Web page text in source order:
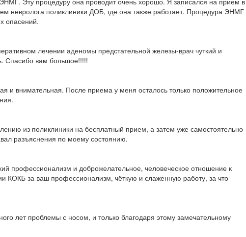
невролога поликлиники ДОБ, где она также работает. Процедура ЭНМГ
опасений.
лечении аденомы предстательной железы-врач чуткий и
Спасибо вам большое!!!!!
и внимательная. После приема у меня осталось только положительное
из поликлиники на бесплатный прием, а затем уже самостоятельно
разъяснения по моему состоянию.
профессионализм и доброжелательное, человеческое отношение к
КОКБ за ваш профессионализм, чёткую и слаженную работу, за что
лет проблемы с носом, и только благодаря этому замечательному